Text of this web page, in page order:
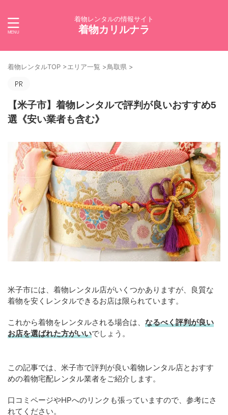
着物レンタルの情報サイト
着物カリルナラ
着物レンタルTOP >エリア一覧 >鳥取県 >
【米子市】着物レンタルで評判が良いおすすめ5
選《安い業者も含む》
米子市には、着物レンタル店がいくつかありますが、良質な
着物を安くレンタルできるお店は限られています。
これから着物をレンタルされる場合は、 なるべく評判が良い
お店を選ばれた方がいいでしょう。
この記事では、米子市で評判が良い着物レンタル店とおすす
めの着物宅配レンタル業者をご紹介します。
口コミページやHPへのリンクも張っていますので、参考にさ
れてください。